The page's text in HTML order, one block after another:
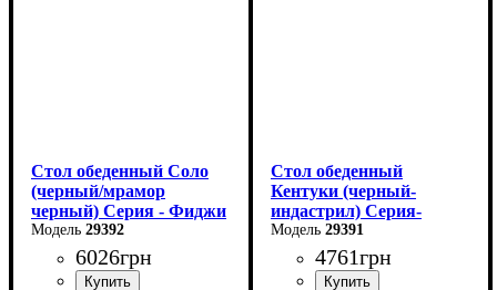
Стол обеденный Соло
(черный/мрамор
черный) Серия - Фиджи
29392
6026грн
Стол обеденный
Кентуки (черный-
индастрил) Серия-
Кентуки29391
4761грн